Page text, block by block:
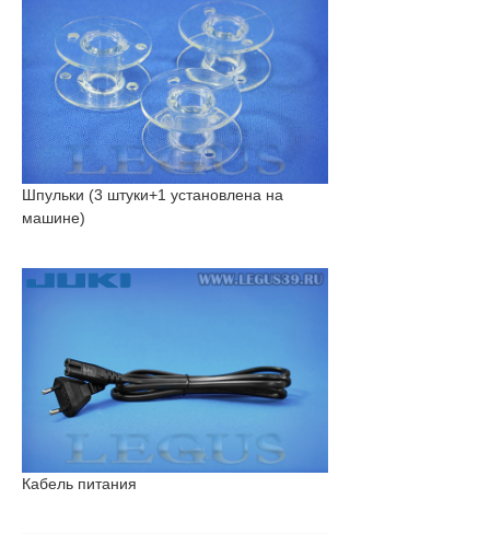
Шпульки (3 штуки+1 установлена на
машине)
Кабель питания